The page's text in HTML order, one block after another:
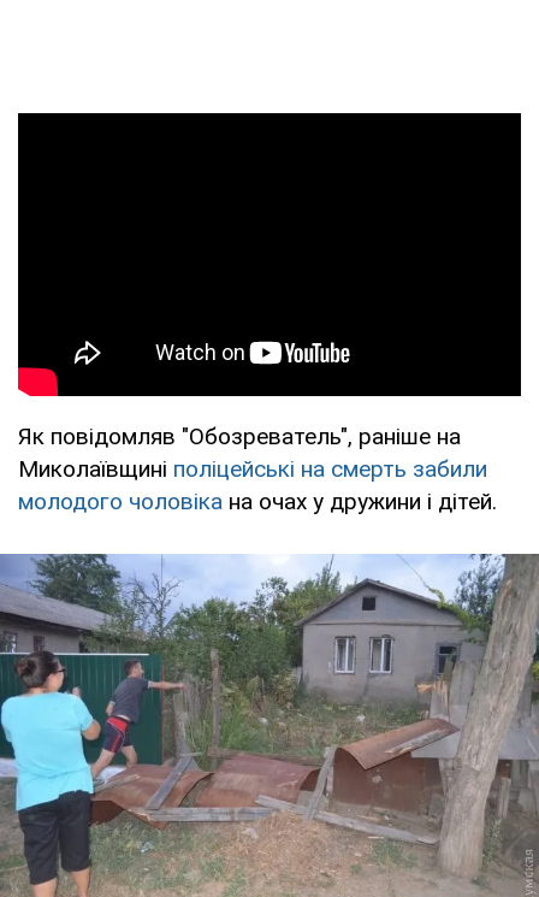
Як повідомляв "Обозреватель", раніше на
Миколаївщині поліцейські на смерть забили
молодого чоловіка на очах у дружини і дітей.